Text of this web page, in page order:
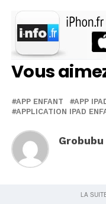
Vous
APP ENFANT APP
APPLICATION IPAD
Grobubu